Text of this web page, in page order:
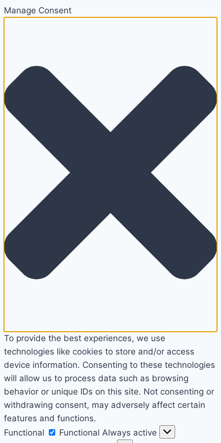
Manage Consent
To provide the best experiences, we use
technologies like cookies to store and/or access
device information. Consenting to these technologies
will allow us to process data such as browsing
behavior or unique IDs on this site. Not consenting or
withdrawing consent, may adversely affect certain
features and functions.
Functional
Functional Always active